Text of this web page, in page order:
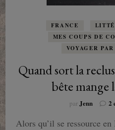
FRANCE
MES COUPS DE
VOYAGER
Quand sort la
bête mange
parJenn 2
Alors qu’il se ressource